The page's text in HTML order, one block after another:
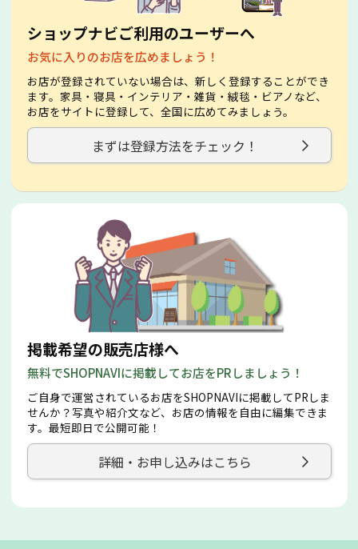
ショップナビご利用のユーザーへ
お気に入りのお店を広めましょう！
お店が登録されていない場合は、新しく登録することができ
ます。家具・寝具・インテリア・雑貨・絨毯・ビアノなど、
お店をサイトに登録して、全国に広めてみましょう。
まずは登録方法をチェック！
掲載希望の販売店様へ
無料でSHOPNAVIに掲載してお店をPRしましょう！
ご自身で運営されているお店をSHOPNAVIに掲載してPRしま
せんか？写真や紹介文など、お店の情報を自由に編集できま
す。最短即日で公開可能！
詳細・お申し込みはこちら